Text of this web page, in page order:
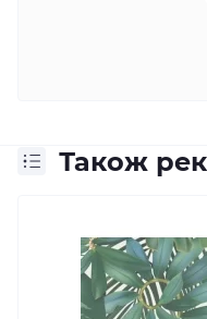
Також